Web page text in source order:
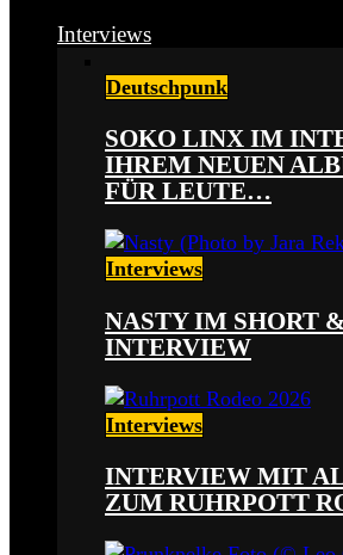
Interviews
Deutschpunk
SOKO LINX IM
IHREM NEUEN
FÜR LEUTE…
Interviews
NASTY IM SHORT
INTERVIEW
Interviews
INTERVIEW MIT
ZUM RUHRPOTT